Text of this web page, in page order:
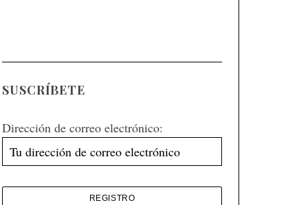
SUSCRÍBETE
Dirección de correo electrónico: